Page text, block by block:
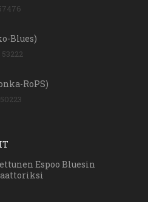
Blues)
53222
RoPS)
50223
Espoo Bluesin